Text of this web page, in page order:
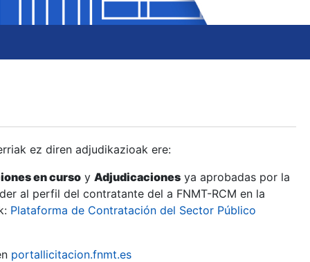
ez diren adjudikazioak ere:
en curso y Adjudicaciones ya aprobadas por la
al perfil del contratante del a FNMT-RCM en la
Plataforma de Contratación del Sector Público
portallicitacion.fnmt.es